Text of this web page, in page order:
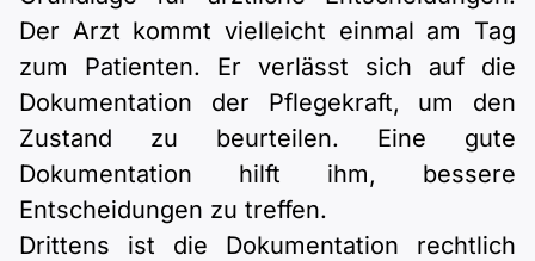
Der Arzt kommt vielleicht einmal am Tag
zum Patienten. Er verlässt sich auf die
Dokumentation der Pflegekraft, um den
Zustand zu beurteilen. Eine gute
Dokumentation hilft ihm, bessere
Entscheidungen zu treffen.
Drittens ist die Dokumentation rechtlich